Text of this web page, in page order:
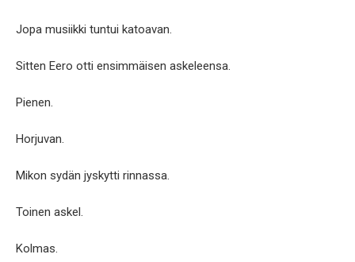
Jopa musiikki tuntui katoavan.
Sitten Eero otti ensimmäisen askeleensa.
Pienen.
Horjuvan.
Mikon sydän jyskytti rinnassa.
Toinen askel.
Kolmas.